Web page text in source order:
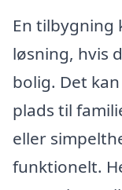
En tilbygning
løsning, hvis
bolig. Det
plads til
eller
funktionelt.